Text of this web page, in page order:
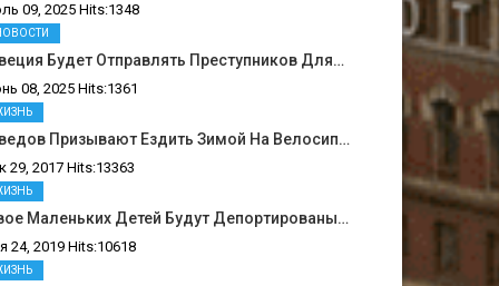
09, 2025 Hits:1348
Будет Отправлять Преступников Для…
08, 2025 Hits:1361
Призывают Ездить Зимой На Велосип…
29, 2017 Hits:13363
Маленьких Детей Будут Депортированы…
24, 2019 Hits:10618